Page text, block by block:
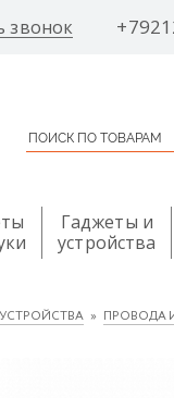
звонок
Гаджеты и
устройства
ПРОВОДА